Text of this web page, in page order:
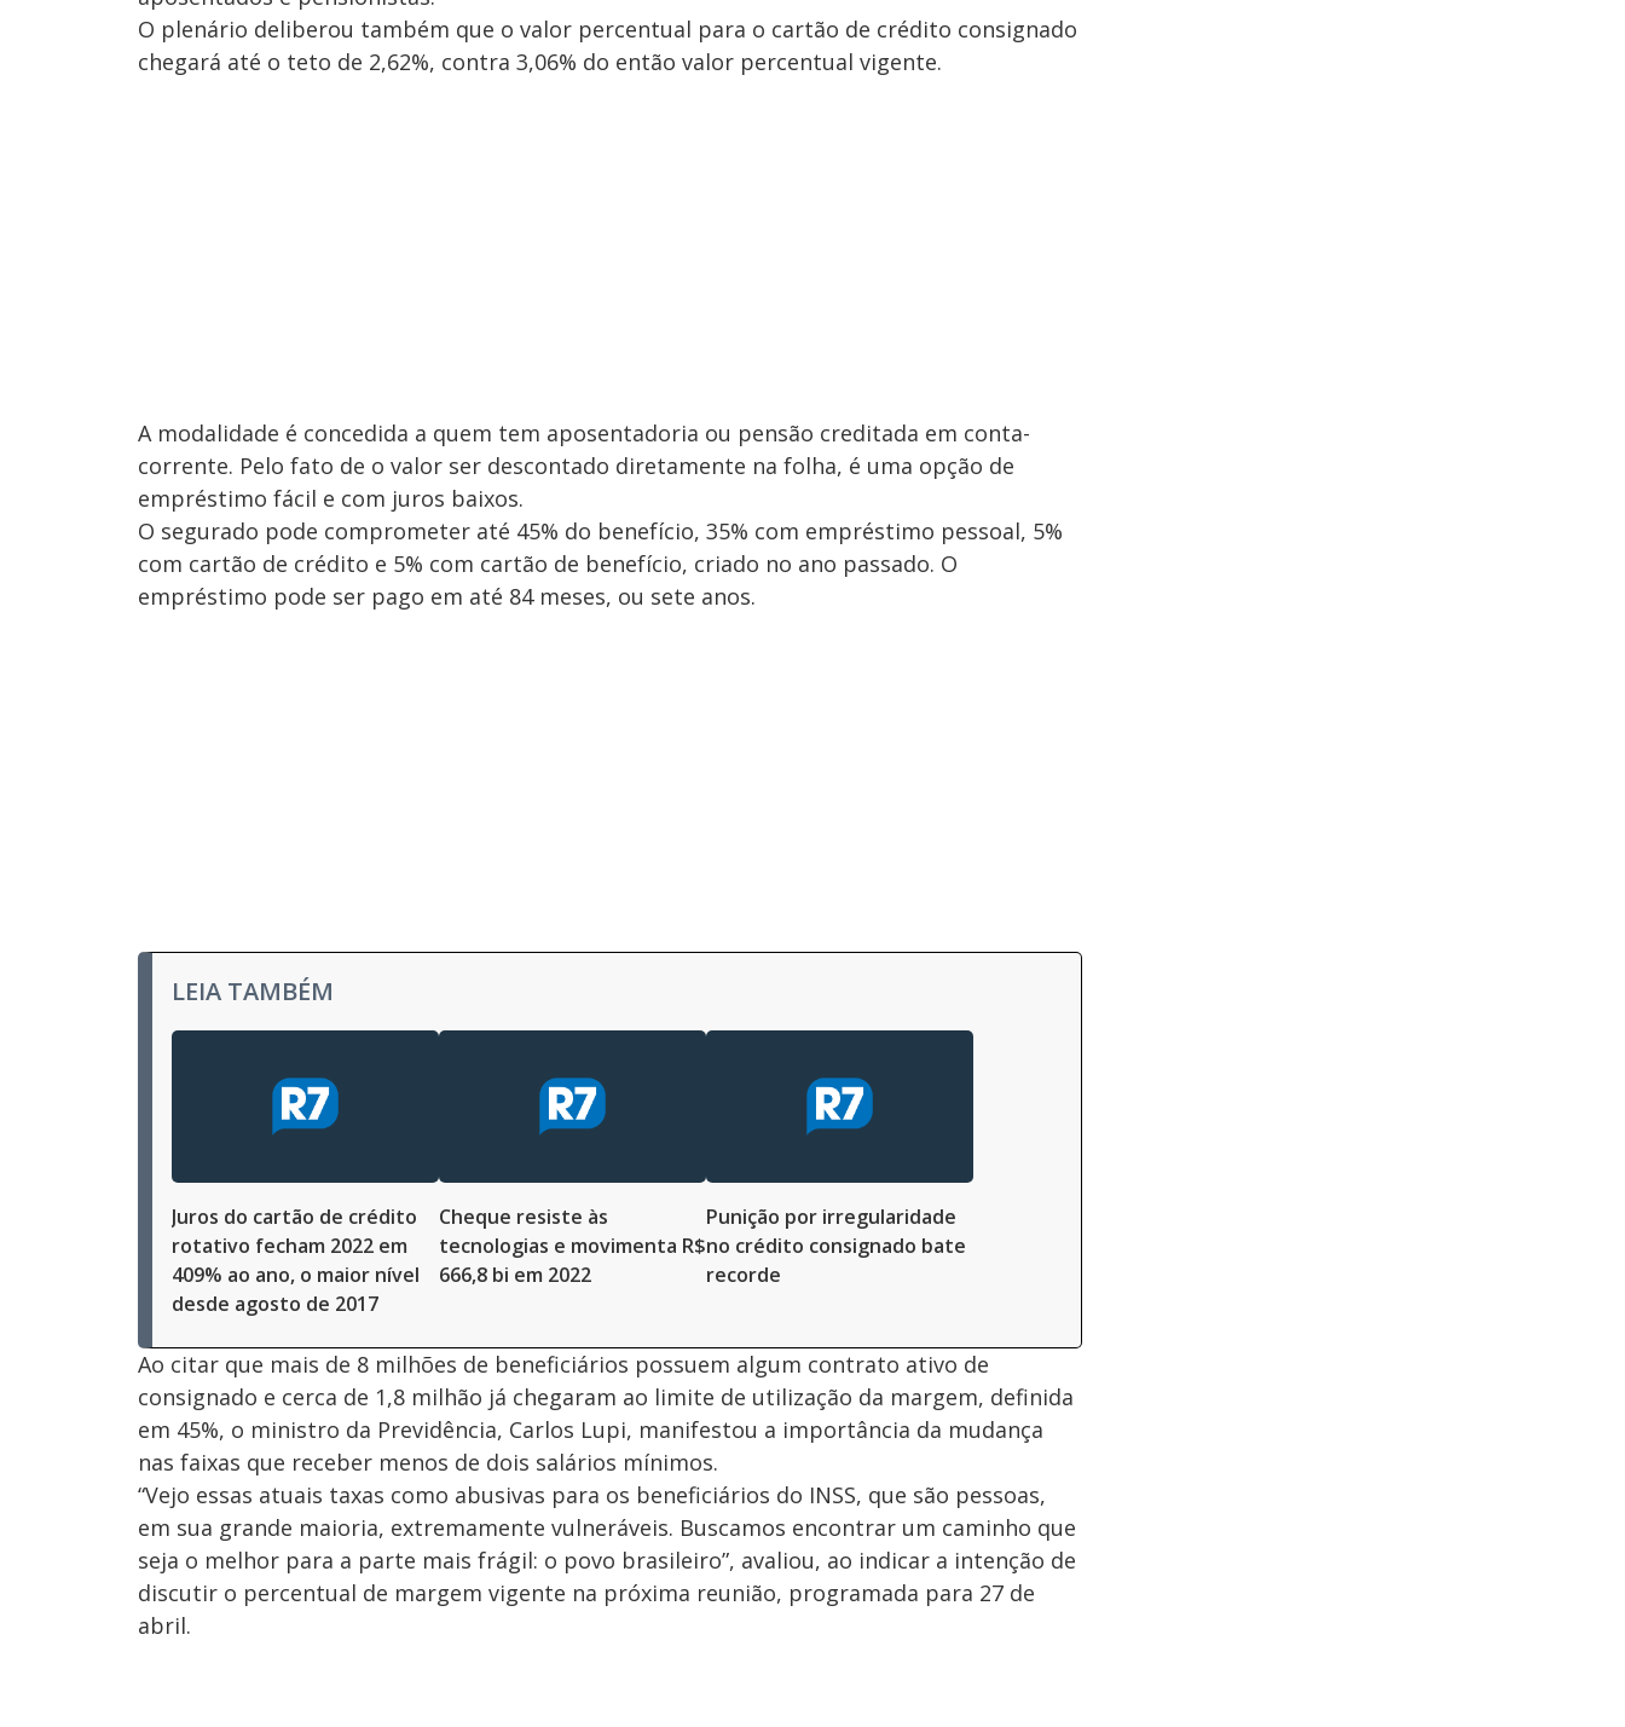
O plenário deliberou também que o valor percentual para o cartão de crédito consignado
chegará até o teto de 2,62%, contra 3,06% do então valor percentual vigente.
A modalidade é concedida a quem tem aposentadoria ou pensão creditada em conta-
corrente. Pelo fato de o valor ser descontado diretamente na folha, é uma opção de
empréstimo fácil e com juros baixos.
O segurado pode comprometer até 45% do benefício, 35% com empréstimo pessoal, 5%
com cartão de crédito e 5% com cartão de benefício, criado no ano passado. O
empréstimo pode ser pago em até 84 meses, ou sete anos.
LEIA TAMBÉM
Juros do cartão de crédito
rotativo fecham 2022 em
409% ao ano, o maior nível
desde agosto de 2017
Cheque resiste às
tecnologias e movimenta R$
666,8 bi em 2022
Punição por irregularidade
no crédito consignado bate
recorde
Ao citar que mais de 8 milhões de beneficiários possuem algum contrato ativo de
consignado e cerca de 1,8 milhão já chegaram ao limite de utilização da margem, definida
em 45%, o ministro da Previdência, Carlos Lupi, manifestou a importância da mudança
nas faixas que receber menos de dois salários mínimos.
“Vejo essas atuais taxas como abusivas para os beneficiários do INSS, que são pessoas,
em sua grande maioria, extremamente vulneráveis. Buscamos encontrar um caminho que
seja o melhor para a parte mais frágil: o povo brasileiro”, avaliou, ao indicar a intenção de
discutir o percentual de margem vigente na próxima reunião, programada para 27 de
abril.